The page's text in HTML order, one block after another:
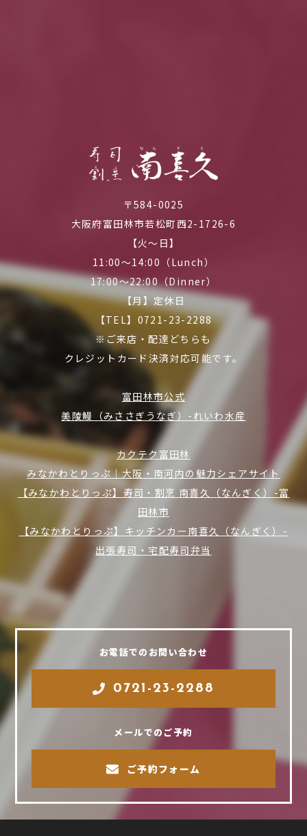
〒584-0025
大阪府富田林市若松町西2-1726-6
【火～日】
11:00～14:00（Lunch）
17:00～22:00（Dinner）
【月】定休日
【TEL】0721-23-2288
※ご来店・配達どちらも
クレジットカード決済対応可能です。
富田林市公式
美陵鰻（みささぎうなぎ）-れいわ水産
カクテク富田林
みなかわとりっぷ｜大阪・南河内の魅力シェアサイト
【みなかわとりっぷ】寿司・割烹 南喜久（なんぎく）-富
田林市
【みなかわとりっぷ】キッチンカー南喜久（なんぎく）-
出張寿司・宅配寿司弁当
お電話でのお問い合わせ
0721-23-2288
メールでのご予約
ご予約フォーム